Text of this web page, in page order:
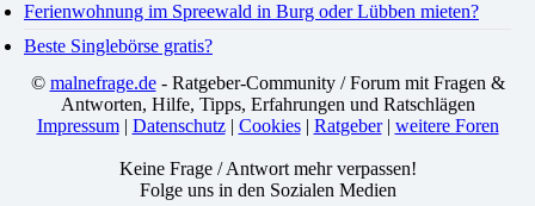
Ferienwohnung im Spreewald in Burg oder Lübben mieten?
Beste Singlebörse gratis?
© malnefrage.de- Ratgeber-Community / Forum mit Fragen &
Antworten, Hilfe, Tipps, Erfahrungen und Ratschlägen
Impressum| Datenschutz| Cookies| Ratgeber| weitere Foren
Keine Frage / Antwort mehr verpassen!
Folge uns in den Sozialen Medien